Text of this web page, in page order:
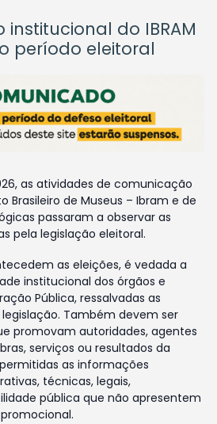
do IBRAM
período eleitoral
as atividades de comunicação
Brasileiro de Museus – Ibram e de
passaram a observar as
pela legislação eleitoral.
as eleições, é vedada a
institucional dos órgãos e
Pública, ressalvadas as
Também devem ser
promovam autoridades, agentes
serviços ou resultados da
as informações
técnicas, legais,
pública que não apresentem